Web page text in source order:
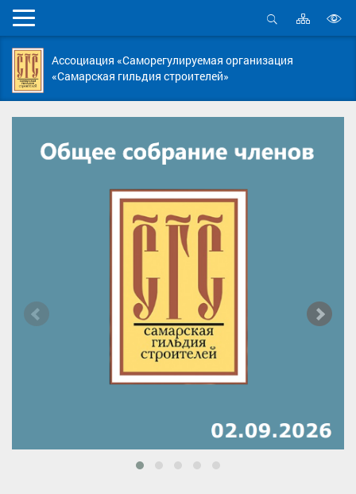
Мобильное
меню
Открыть
Карта
сайта
Ассоциация «Саморегулируемая организация
«Самарская гильдия строителей»